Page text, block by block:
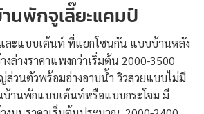
นพักจูเลี๊ยะแคมป์
ะแบบเต้นท์ ที่แยกโซนกัน แบบบ้านหลัง
ล่างราคาแพงกว่าเริ่มต้น 2000-3500
วนตัวพร้อมอ่างอาบน้ำ วิวสวยแบบไม่มี
บ้านพักแบบเต้นท์หรือแบบกระโจม มี